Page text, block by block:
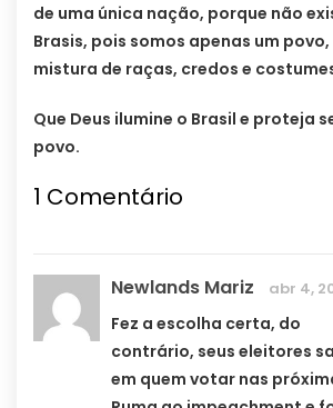
de uma única nação, porque não
Brasis, pois somos apenas um
mistura de raças, credos e
Que Deus ilumine o Brasil e proteja
povo.
1 Comentário
Newlands Mariz abr 4,
Fez a escolha certa, do
contrário, seus eleitores
em quem votar nas